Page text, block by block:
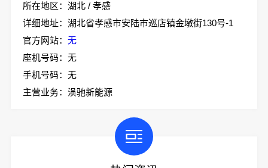
所在地区：湖北 / 孝感
详细地址：湖北省孝感市安陆市巡店镇金墩街130号-1
官方网站： 无
座机号码：无
手机号码：无
主营业务：涢驰新能源